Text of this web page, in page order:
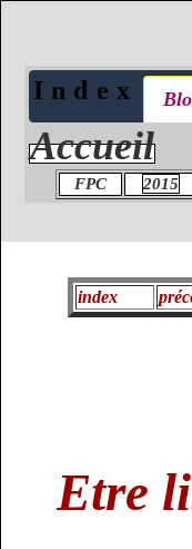
Index
Accueil
FPC 2015
index
Etre